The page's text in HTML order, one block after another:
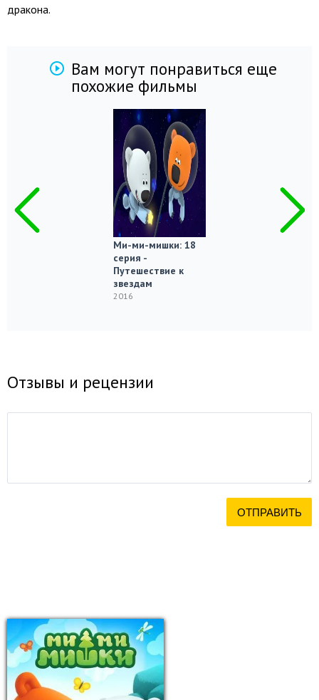
дракона.
Вам могут понравиться еще
похожие фильмы
Ми-ми-мишки: 18
серия -
Путешествие к
звездам
2016
Отзывы и рецензии